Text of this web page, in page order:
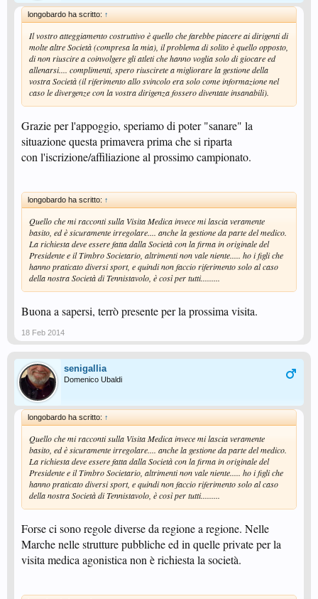
longobardo ha scritto: ↑
Il vostro atteggiamento costruttivo è quello che farebbe piacere ai dirigenti di
molte altre Società (compresa la mia), il problema di solito è quello opposto,
di non riuscire a coinvolgere gli atleti che hanno voglia solo di giocare ed
allenarsi.... complimenti, spero riuscirete a migliorare la gestione della
vostra Società (il riferimento allo svincolo era solo come informazione nel
caso le divergenze con la vostra dirigenza fossero diventate insanabili).
Grazie per l'appoggio, speriamo di poter "sanare" la
situazione questa primavera prima che si riparta
con l'iscrizione/affiliazione al prossimo campionato.
longobardo ha scritto: ↑
Quello che mi racconti sulla Visita Medica invece mi lascia veramente
basito, ed è sicuramente irregolare.... anche la gestione da parte del medico.
La richiesta deve essere fatta dalla Società con la firma in originale del
Presidente e il Timbro Societario, altrimenti non vale niente..... ho i figli che
hanno praticato diversi sport, e quindi non faccio riferimento solo al caso
della nostra Società di Tennistavolo, è così per tutti.........
Buona a sapersi, terrò presente per la prossima visita.
18 Feb 2014
senigallia
Domenico Ubaldi
longobardo ha scritto: ↑
Quello che mi racconti sulla Visita Medica invece mi lascia veramente
basito, ed è sicuramente irregolare.... anche la gestione da parte del medico.
La richiesta deve essere fatta dalla Società con la firma in originale del
Presidente e il Timbro Societario, altrimenti non vale niente..... ho i figli che
hanno praticato diversi sport, e quindi non faccio riferimento solo al caso
della nostra Società di Tennistavolo, è così per tutti.........
Forse ci sono regole diverse da regione a regione. Nelle
Marche nelle strutture pubbliche ed in quelle private per la
visita medica agonistica non è richiesta la società.